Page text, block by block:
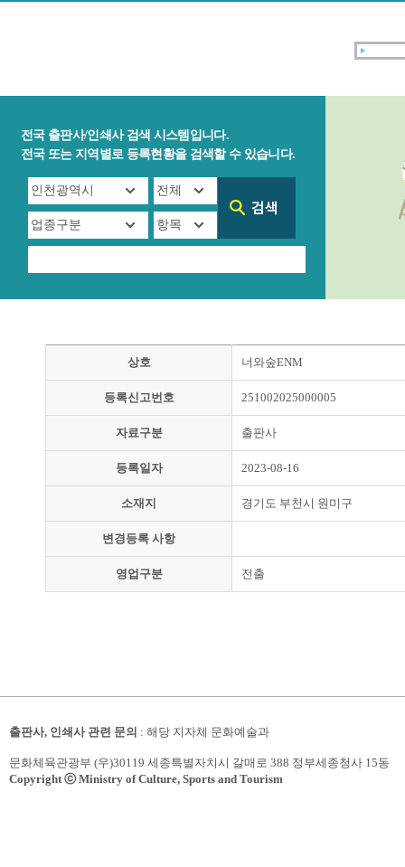
전국 출판사/인쇄사 검색 시스템입니다.
전국 또는 지역별로 등록현황을 검색할 수 있습니다.
상호 너와숲ENM
등록신고번호 251002025000005
자료구분 출판사
등록일자 2023-08-16
소재지 경기도 부천시 원미구
변경등록 사항
영업구분 전출
출판사, 인쇄사 관련 문의 : 해당 지자체 문화예술과
문화체육관광부 (우)30119 세종특별자치시 갈매로 388 정부세종청사 15동
Copyright ⓒ Ministry of Culture, Sports and Tourism